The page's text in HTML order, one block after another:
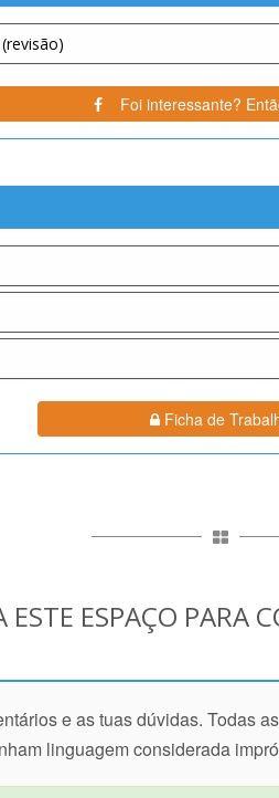
Foi interessante?
Ficha de
ESTE ESPAÇO PARA
e as tuas dúvidas. Todas
linguagem considerada